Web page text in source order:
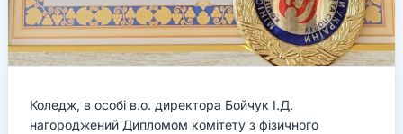
Коледж, в особі в.о. директора Бойчук І.Д.
нагороджений Дипломом комітету з фізичного